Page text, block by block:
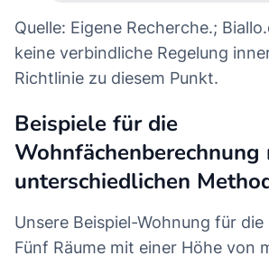
Quelle: Eigene Recherche.;
keine verbindliche Regelung
Richtlinie zu diesem Punkt.
Beispiele für die
Wohnfächenberechnung
unterschiedlichen
Unsere Beispiel-Wohnung für
Fünf Räume mit einer Höhe von